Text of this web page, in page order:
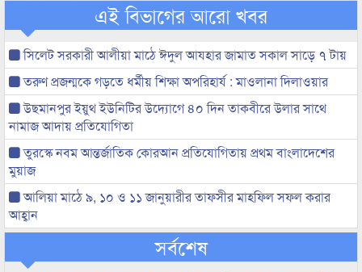
এই বিভাগের আরো খবর
সিলেট সরকারী আলীয়া মাঠে ঈদুল আযহার জামাত সকাল সাড়ে ৭ টায়
তরুণ প্রজন্মকে গড়তে ধর্মীয় শিক্ষা অপরিহার্য : মাওলানা দিলাওয়ার
উছমানপুর ইয়ুথ ইউনিটির উদ্যোগে ৪০ দিন তাকবীরে উলার সাথে
নামাজ আদায় প্রতিযোগিতা
তুরস্কে নবম আন্তর্জাতিক কোরআন প্রতিযোগিতায় প্রথম বাংলাদেশের
মুয়াজ
আলিয়া মাঠে ৯, ১০ ও ১১ জানুয়ারীর তাফসীর মাহফিল সফল করার
আহ্বান
সর্বশেষ